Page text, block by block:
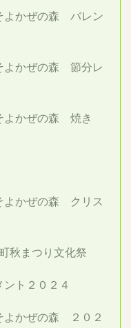
よかぜの森 バレン
よかぜの森 節分レ
よかぜの森 焼き
よかぜの森 クリス
秋まつり文化祭
ト２０２４
よかぜの森 ２０２